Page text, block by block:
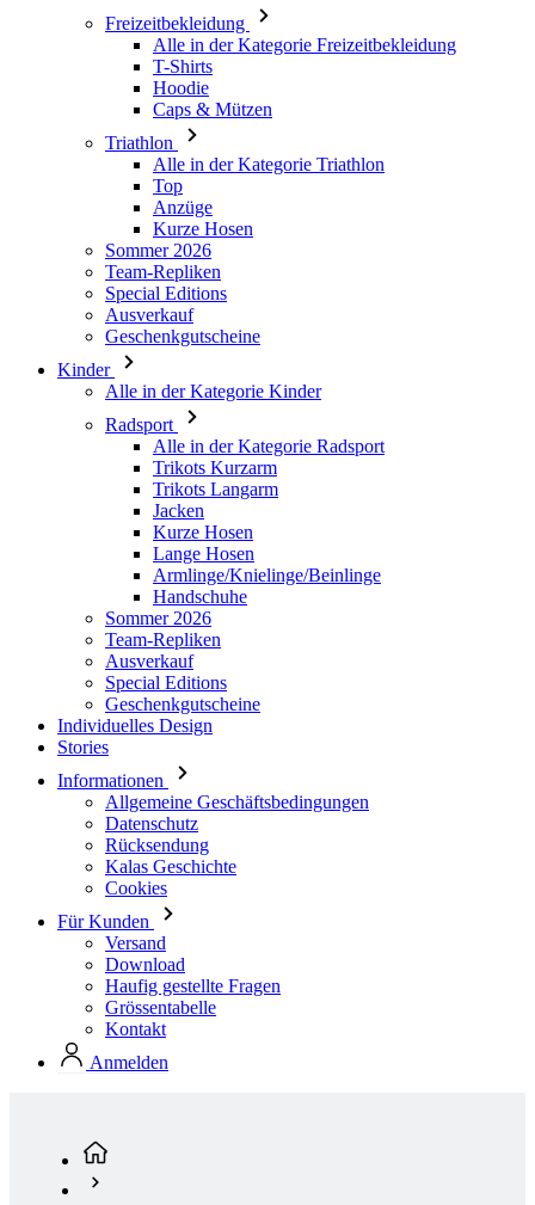
Caps & Mützen
Triathlon
Alle in der Kategorie Triathlon
Top
Anzüge
Kurze Hosen
Sommer 2026
Team-Repliken
Special Editions
Ausverkauf
Geschenkgutscheine
Kinder
Alle in der Kategorie Kinder
Radsport
Alle in der Kategorie Radsport
Trikots Langarm
Jacken
Kurze Hosen
Lange Hosen
Armlinge/Knielinge/Beinlinge
Handschuhe
Sommer 2026
Team-Repliken
Ausverkauf
Special Editions
Geschenkgutscheine
Individuelles Design
Stories
Informationen
Allgemeine Geschäftsbedingungen
Datenschutz
Rücksendung
Kalas Geschichte
Cookies
Für Kunden
Versand
Download
Haufig gestellte Fragen
Grössentabelle
Kontakt
Anmelden
Herren